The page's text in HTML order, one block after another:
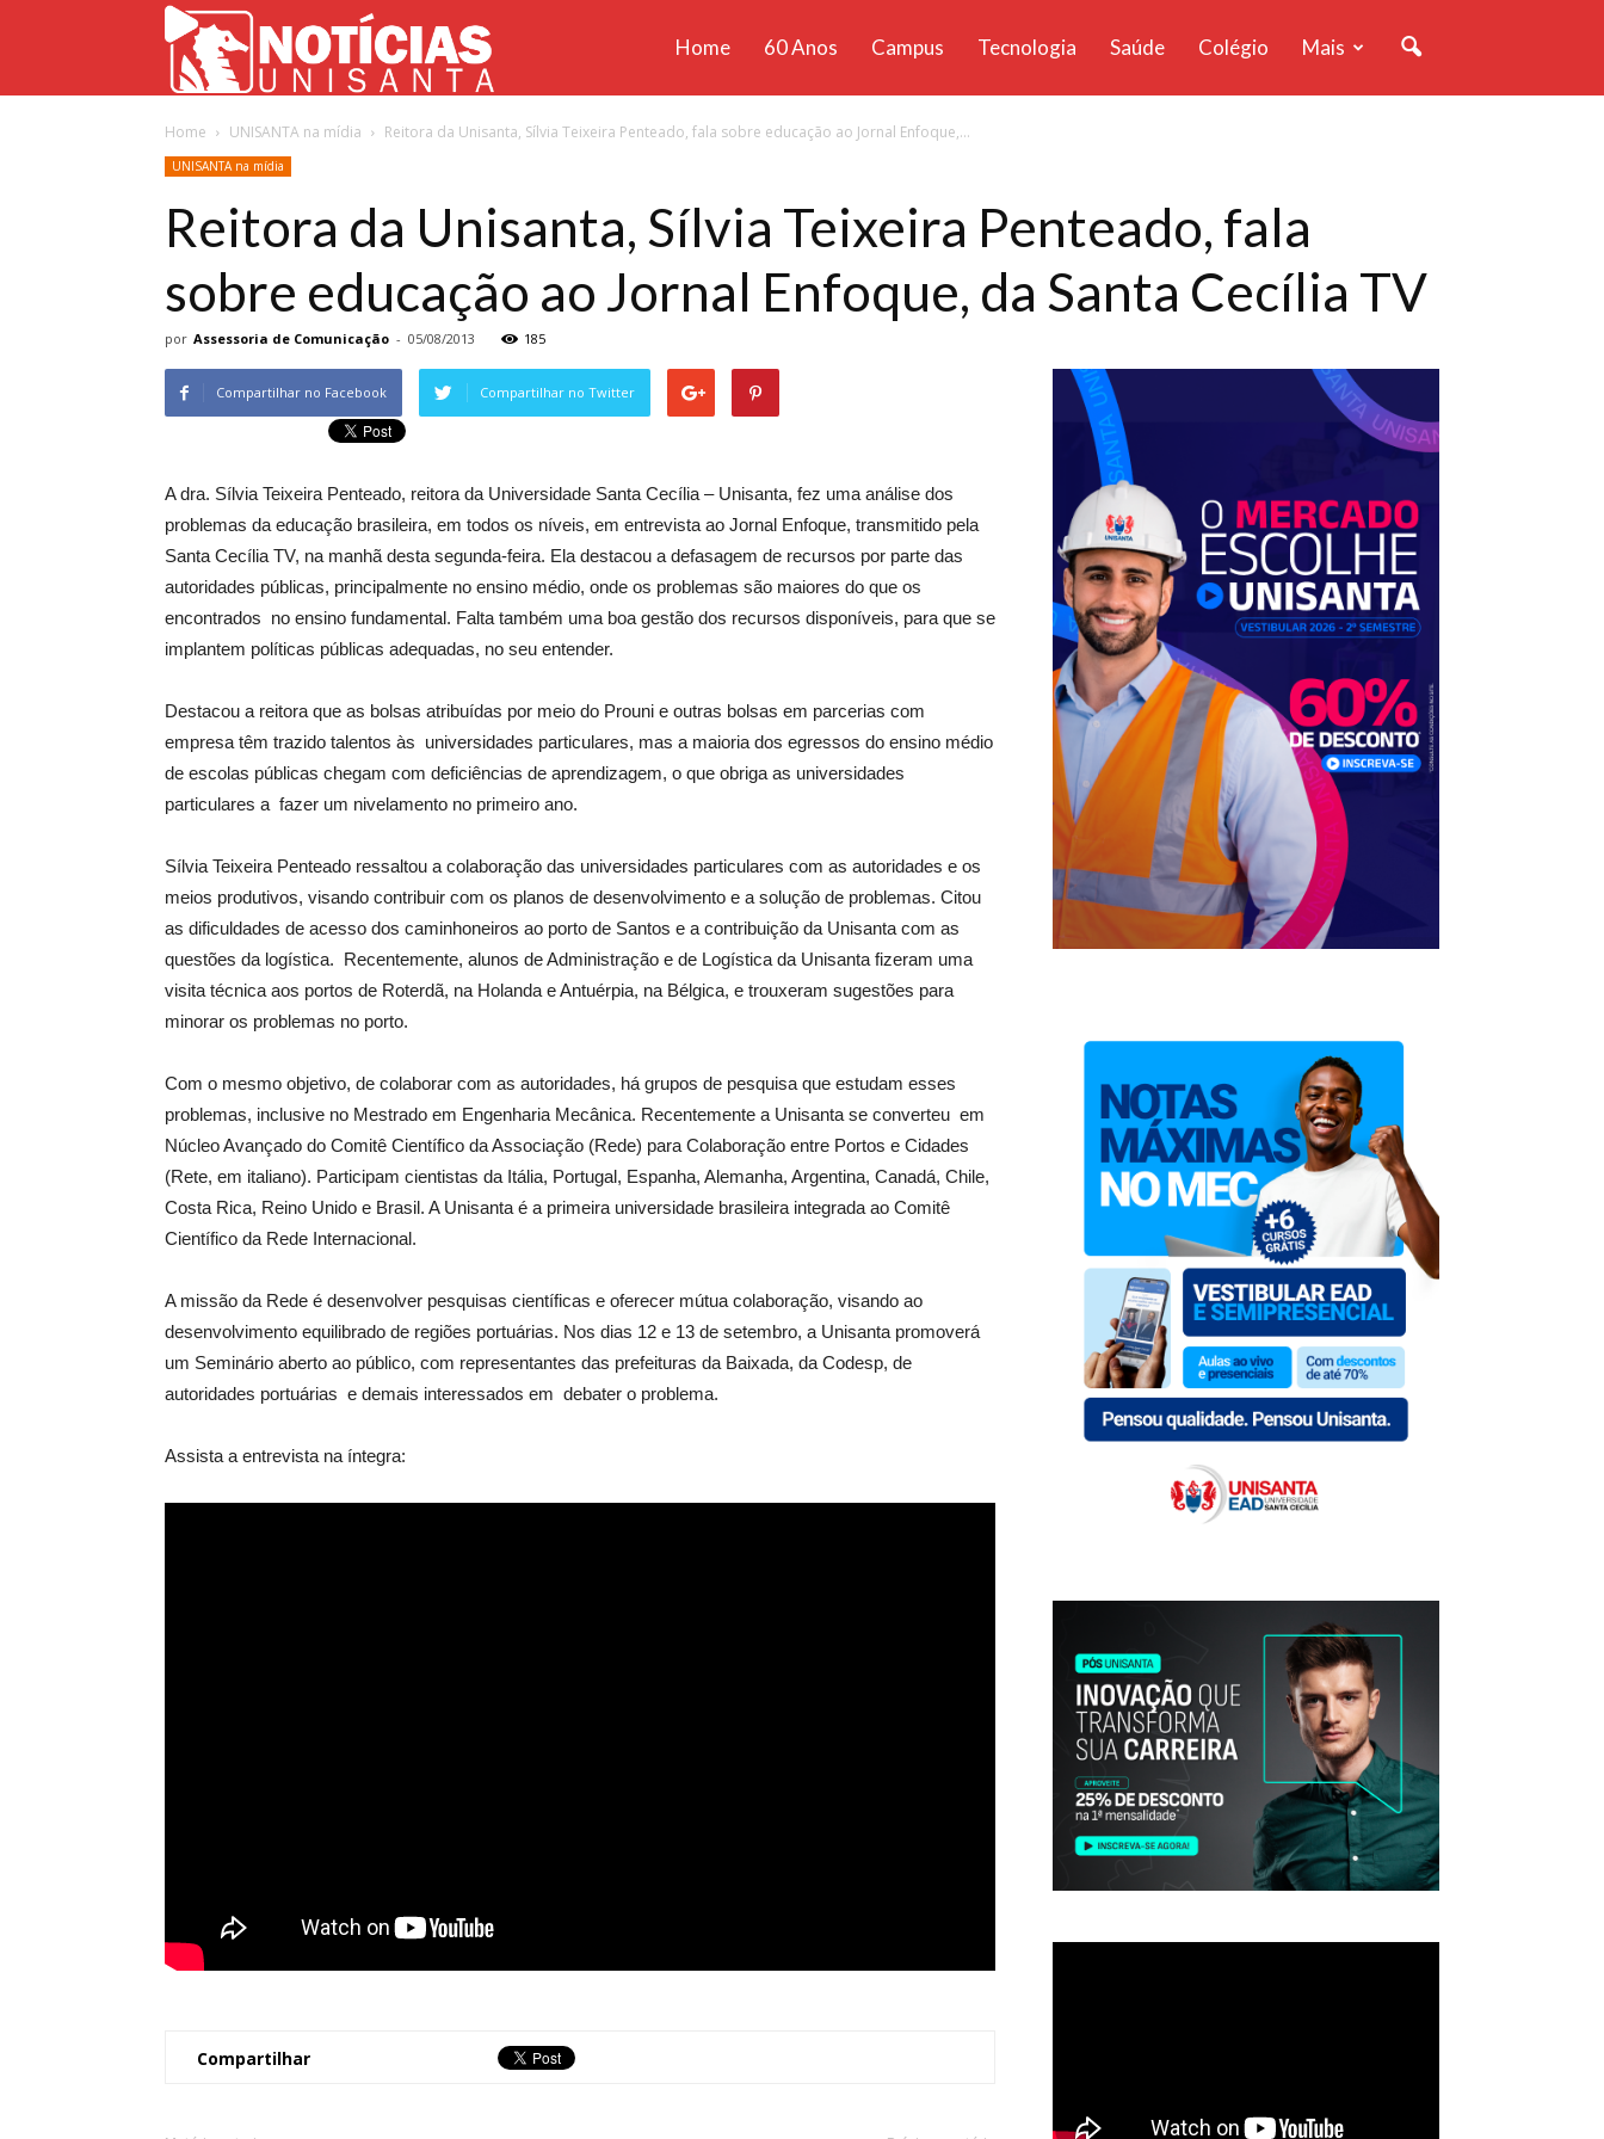
Unisanta
Home 60 Anos Campus Tecnologia Saúde Colégio Mais
Home UNISANTA na mídia Reitora da Unisanta, Sílvia Teixeira Penteado, fala sobre educação ao Jornal Enfoque,...
UNISANTA na mídia
Reitora da Unisanta, Sílvia Teixeira Penteado, fala
sobre educação ao Jornal Enfoque, da Santa Cecília TV
por Assessoria de Comunicação - 05/08/2013 185
Compartilhar no Facebook Compartilhar no Twitter
A dra. Sílvia Teixeira Penteado, reitora da Universidade Santa Cecília – Unisanta, fez uma análise dos
problemas da educação brasileira, em todos os níveis, em entrevista ao Jornal Enfoque, transmitido pela
Santa Cecília TV, na manhã desta segunda-feira. Ela destacou a defasagem de recursos por parte das
autoridades públicas, principalmente no ensino médio, onde os problemas são maiores do que os
encontrados no ensino fundamental. Falta também uma boa gestão dos recursos disponíveis, para que se
implantem políticas públicas adequadas, no seu entender.
Destacou a reitora que as bolsas atribuídas por meio do Prouni e outras bolsas em parcerias com
empresa têm trazido talentos às universidades particulares, mas a maioria dos egressos do ensino médio
de escolas públicas chegam com deficiências de aprendizagem, o que obriga as universidades
particulares a fazer um nivelamento no primeiro ano.
Sílvia Teixeira Penteado ressaltou a colaboração das universidades particulares com as autoridades e os
meios produtivos, visando contribuir com os planos de desenvolvimento e a solução de problemas. Citou
as dificuldades de acesso dos caminhoneiros ao porto de Santos e a contribuição da Unisanta com as
questões da logística. Recentemente, alunos de Administração e de Logística da Unisanta fizeram uma
visita técnica aos portos de Roterdã, na Holanda e Antuérpia, na Bélgica, e trouxeram sugestões para
minorar os problemas no porto.
Com o mesmo objetivo, de colaborar com as autoridades, há grupos de pesquisa que estudam esses
problemas, inclusive no Mestrado em Engenharia Mecânica. Recentemente a Unisanta se converteu em
Núcleo Avançado do Comitê Científico da Associação (Rede) para Colaboração entre Portos e Cidades
(Rete, em italiano). Participam cientistas da Itália, Portugal, Espanha, Alemanha, Argentina, Canadá, Chile,
Costa Rica, Reino Unido e Brasil. A Unisanta é a primeira universidade brasileira integrada ao Comitê
Científico da Rede Internacional.
A missão da Rede é desenvolver pesquisas científicas e oferecer mútua colaboração, visando ao
desenvolvimento equilibrado de regiões portuárias. Nos dias 12 e 13 de setembro, a Unisanta promoverá
um Seminário aberto ao público, com representantes das prefeituras da Baixada, da Codesp, de
autoridades portuárias e demais interessados em debater o problema.
Assista a entrevista na íntegra:
Compartilhar